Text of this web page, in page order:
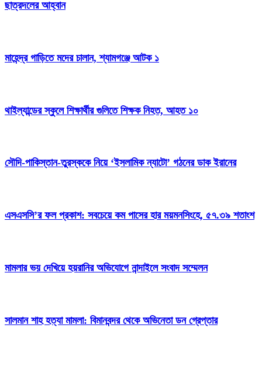
ছাত্রদলের আহ্বান
মাহেন্দ্র গাড়িতে মদের চালান, শ্যামগঞ্জে আটক ১
থাইল্যান্ডের স্কুলে শিক্ষার্থীর গুলিতে শিক্ষক নিহত, আহত ১০
সৌদি-পাকিস্তান-তুরস্ককে নিয়ে ‘ইসলামিক ন্যাটো’ গঠনের ডাক ইরানের
এসএসসি’র ফল প্রকাশ: সবচেয়ে কম পাসের হার ময়মনসিংহে, ৫৭.৩৯ শতাংশ
মামলার ভয় দেখিয়ে হয়রানির অভিযোগে নান্দাইলে সংবাদ সম্মেলন
সালমান শাহ হত্যা মামলা: বিমানবন্দর থেকে অভিনেতা ডন গ্রেপ্তার